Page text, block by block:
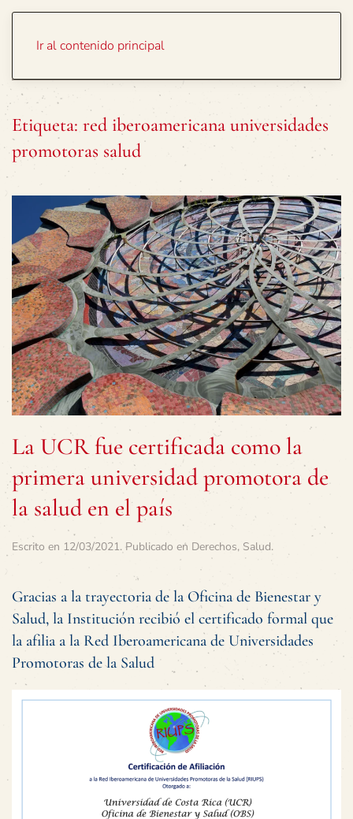
Ir al contenido principal
Etiqueta: red iberoamericana universidades
promotoras salud
La UCR fue certificada como la
primera universidad promotora de
la salud en el país
Escrito en 12/03/2021. Publicado en Derechos, Salud.
Gracias a la trayectoria de la Oficina de Bienestar y
Salud, la Institución recibió el certificado formal que
la afilia a la Red Iberoamericana de Universidades
Promotoras de la Salud